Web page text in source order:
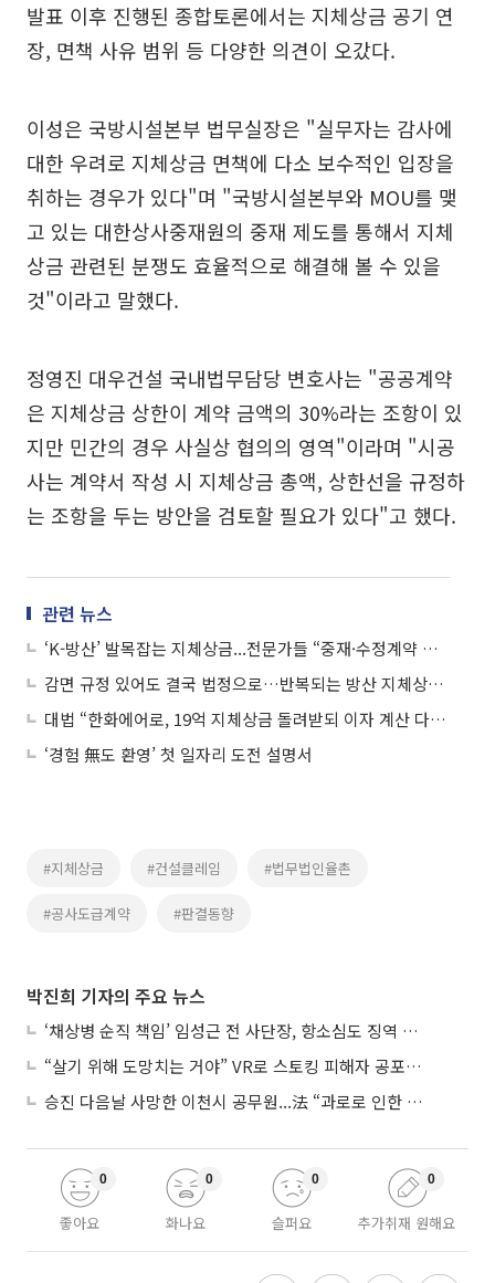
발표 이후 진행된 종합토론에서는 지체상금 공기 연
장, 면책 사유 범위 등 다양한 의견이 오갔다.
이성은 국방시설본부 법무실장은 "실무자는 감사에
대한 우려로 지체상금 면책에 다소 보수적인 입장을
취하는 경우가 있다"며 "국방시설본부와 MOU를 맺
고 있는 대한상사중재원의 중재 제도를 통해서 지체
상금 관련된 분쟁도 효율적으로 해결해 볼 수 있을
것"이라고 말했다.
정영진 대우건설 국내법무담당 변호사는 "공공계약
은 지체상금 상한이 계약 금액의 30%라는 조항이 있
지만 민간의 경우 사실상 협의의 영역"이라며 "시공
사는 계약서 작성 시 지체상금 총액, 상한선을 규정하
는 조항을 두는 방안을 검토할 필요가 있다"고 했다.
관련 뉴스
‘K-방산’ 발목잡는 지체상금...전문가들 “중재·수정계약 적극 활용해야”
감면 규정 있어도 결국 법정으로…반복되는 방산 지체상금 소송 왜
대법 “한화에어로, 19억 지체상금 돌려받되 이자 계산 다시해야”
‘경험 無도 환영’ 첫 일자리 도전 설명서
#지체상금 #건설클레임 #법무법인율촌
#공사도급계약 #판결동향
박진희 기자의 주요 뉴스
‘채상병 순직 책임’ 임성근 전 사단장, 항소심도 징역 3년
“살기 위해 도망치는 거야” VR로 스토킹 피해자 공포 마주한 수형자들
승진 다음날 사망한 이천시 공무원...法 “과로로 인한 순직”
좋아요
0
화나요
0
슬퍼요
0
추가취재 원해요
0